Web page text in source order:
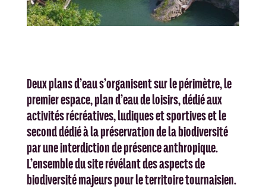
Deux plans d’eau s’organisent sur le périmètre, le
premier espace, plan d’eau de loisirs, dédié aux
activités récréatives, ludiques et sportives et le
second dédié à la préservation de la biodiversité
par une interdiction de présence anthropique.
L’ensemble du site révélant des aspects de
biodiversité majeurs pour le territoire tournaisien.